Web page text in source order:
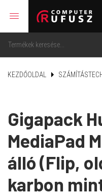
menu
KEZDŐOLDAL
Gigapack
MediaPad
álló (Flip,
karbon